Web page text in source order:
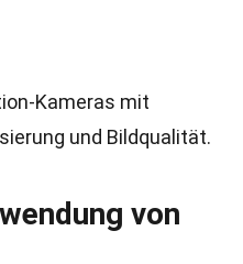
Kameras mit
und Bildqualität.
von